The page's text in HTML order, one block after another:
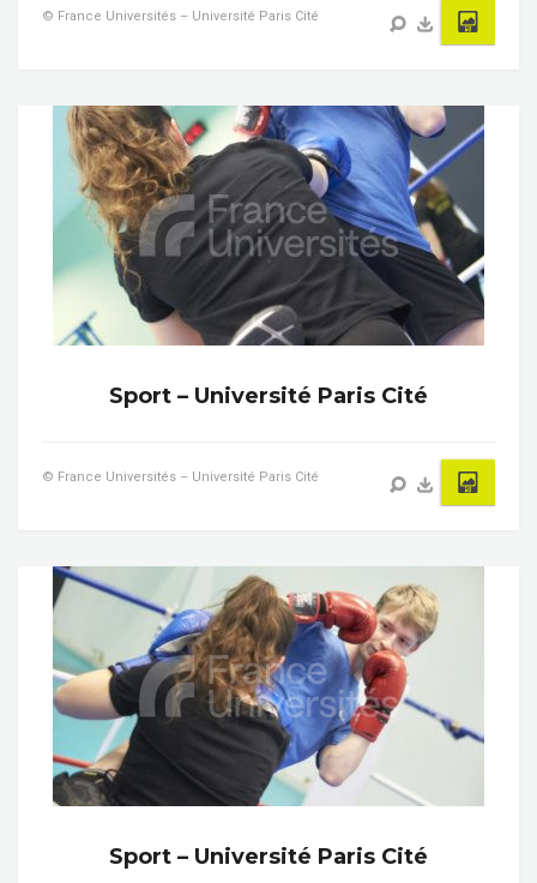
© France Universités – Université Paris Cité
Sport – Université Paris Cité
© France Universités – Université Paris Cité
Sport – Université Paris Cité